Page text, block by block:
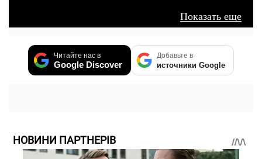
Показать еще
Читайте нас в
Google Discover
Добавьте в
источники Google
НОВИНИ ПАРТНЕРІВ